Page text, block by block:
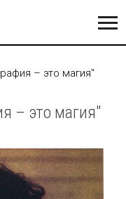
– это магия"
– это магия"